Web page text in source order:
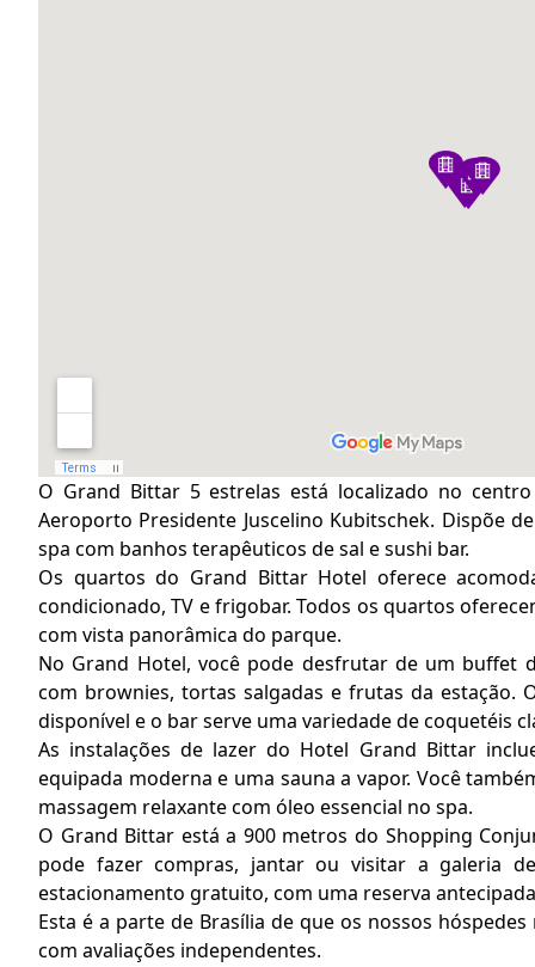
O Grand Bittar 5 estrelas está localizado no
Aeroporto Presidente Juscelino Kubitschek. Dispõe
spa com banhos terapêuticos de sal e sushi bar.
Os quartos do Grand Bittar Hotel oferece
condicionado, TV e frigobar. Todos os quartos
com vista panorâmica do parque.
No Grand Hotel, você pode desfrutar de um buffet
com brownies, tortas salgadas e frutas da estação.
disponível e o bar serve uma variedade de coquetéis
As instalações de lazer do Hotel Grand Bittar
equipada moderna e uma sauna a vapor. Você
massagem relaxante com óleo essencial no spa.
O Grand Bittar está a 900 metros do Shopping
pode fazer compras, jantar ou visitar a galeria
estacionamento gratuito, com uma reserva
Esta é a parte de Brasília de que os nossos
com avaliações independentes.